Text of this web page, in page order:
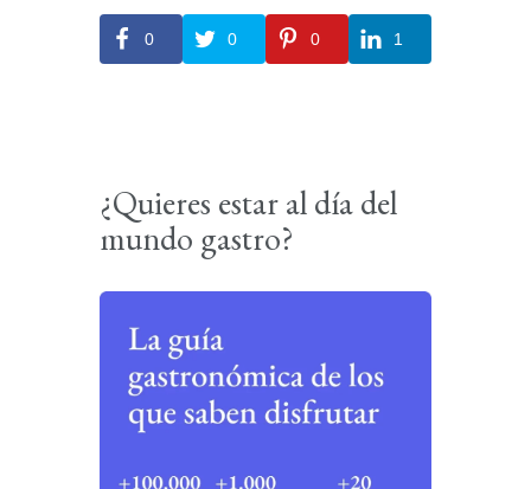
0 0 0 1
¿Quieres estar al día del
mundo gastro?